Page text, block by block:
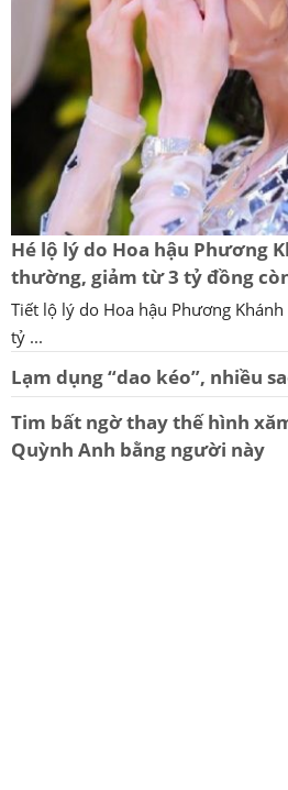
Hé lộ lý do Hoa hậu Phương
thường, giảm từ 3 tỷ đồng
Tiết lộ lý do Hoa hậu Phương
tỷ ...
Lạm dụng “dao kéo”, nhiều
Tim bất ngờ thay thế hình
Quỳnh Anh bằng người này